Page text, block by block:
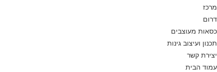
מעוצבים
ועיצוב גינות
קשר
הבית